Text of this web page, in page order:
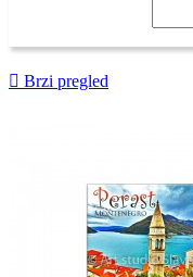
 Brzi pregled